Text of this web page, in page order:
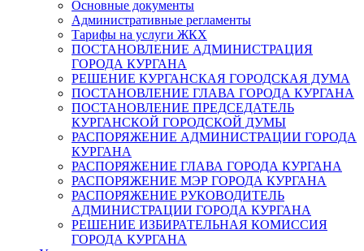
Основные документы
Административные регламенты
Тарифы на услуги ЖКХ
ПОСТАНОВЛЕНИЕ АДМИНИСТРАЦИЯ
ГОРОДА КУРГАНА
РЕШЕНИЕ КУРГАНСКАЯ ГОРОДСКАЯ ДУМА
ПОСТАНОВЛЕНИЕ ГЛАВА ГОРОДА КУРГАНА
ПОСТАНОВЛЕНИЕ ПРЕДСЕДАТЕЛЬ
КУРГАНСКОЙ ГОРОДСКОЙ ДУМЫ
РАСПОРЯЖЕНИЕ АДМИНИСТРАЦИИ ГОРОДА
КУРГАНА
РАСПОРЯЖЕНИЕ ГЛАВА ГОРОДА КУРГАНА
РАСПОРЯЖЕНИЕ МЭР ГОРОДА КУРГАНА
РАСПОРЯЖЕНИЕ РУКОВОДИТЕЛЬ
АДМИНИСТРАЦИИ ГОРОДА КУРГАНА
РЕШЕНИЕ ИЗБИРАТЕЛЬНАЯ КОМИССИЯ
ГОРОДА КУРГАНА